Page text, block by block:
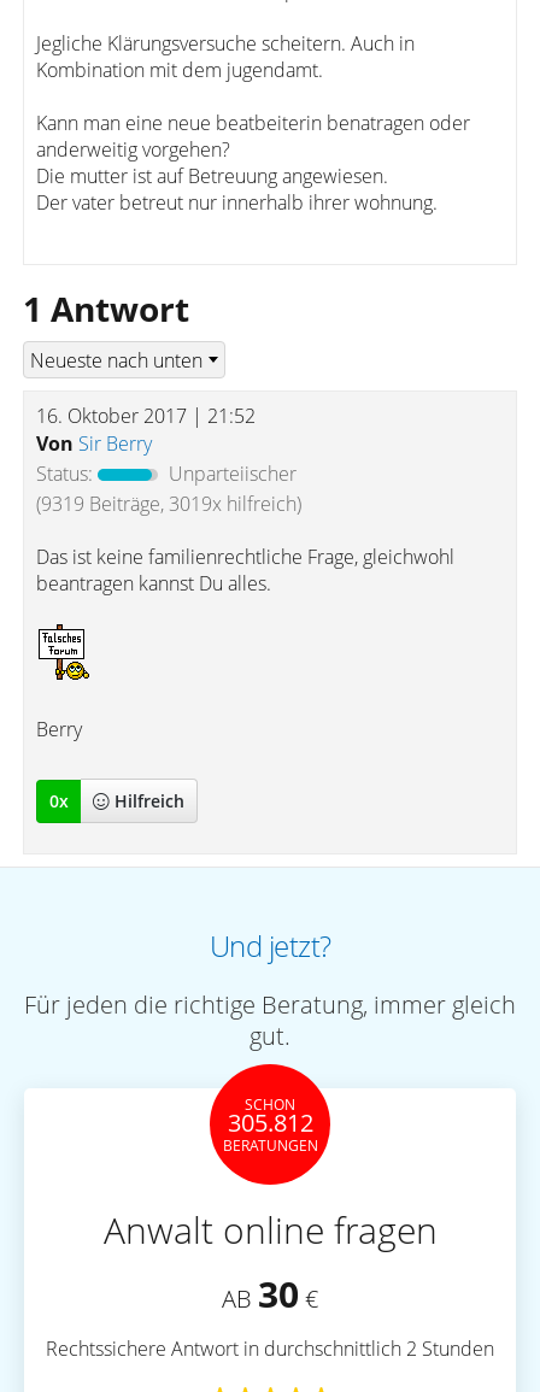
Jegliche Klärungsversuche scheitern. Auch in
Kombination mit dem jugendamt.
Kann man eine neue beatbeiterin benatragen oder
anderweitig vorgehen?
Die mutter ist auf Betreuung angewiesen.
Der vater betreut nur innerhalb ihrer wohnung.
1 Antwort
16. Oktober 2017 | 21:52
Von Sir Berry
Status:
Unparteiischer
(9319 Beiträge, 3019x hilfreich)
Das ist keine familienrechtliche Frage, gleichwohl
beantragen kannst Du alles.
Berry
0x Hilfreich
Und jetzt?
Für jeden die richtige Beratung, immer gleich
gut.
SCHON
305.812
BERATUNGEN
Anwalt online fragen
AB 30 €
Rechtssichere Antwort in durchschnittlich 2 Stunden